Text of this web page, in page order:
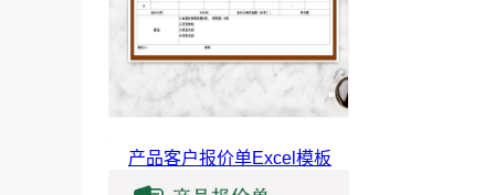
产品客户报价单Excel模板